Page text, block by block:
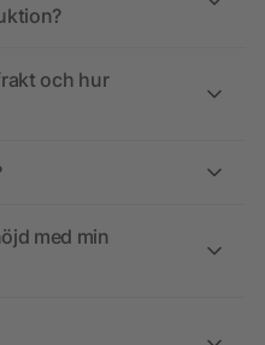
och hur
med min